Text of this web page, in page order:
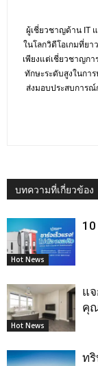
ผู้เชี่ยวชาญด้าน IT
ในโลกวิดีโอเกมที่ยา
เพียงแต่เชี่ยวชาญกา
ทักษะระดับสูงในกา
ส่งมอบประสบการณ์
บทความที่เกี่ยวข้อง
Hot News
Hot News
แ
คุ
ท